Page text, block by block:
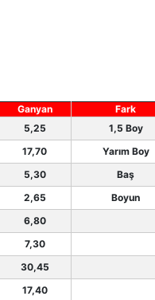
Ganyan Fark
5,25 1,5 Boy
17,70 Yarım Boy
5,30 Baş
2,65 Boyun
6,80
7,30
30,45
17,40